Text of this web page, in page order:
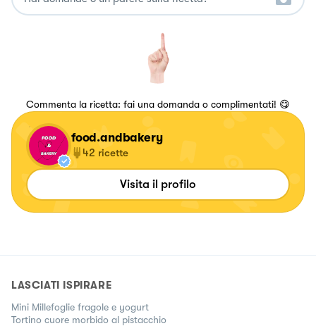
Commenta la ricetta: fai una domanda o complimentati! 😋
food.andbakery
42 ricette
Visita il profilo
LASCIATI ISPIRARE
Mini Millefoglie fragole e yogurt
Tortino cuore morbido al pistacchio